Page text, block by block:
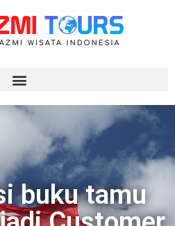
buku tamu